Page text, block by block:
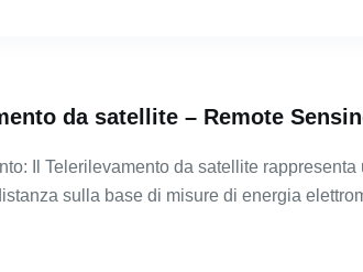
da satellite – Remote
Il Telerilevamento da satellite
sulla base di misure di energia